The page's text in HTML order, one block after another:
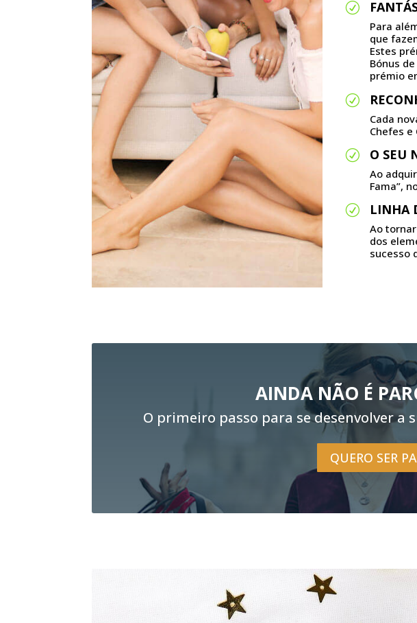
R
Para
que
Estes
Bónus
prémio
R
Cada
Chefes
R
O SEU
Ao
Fama”,
R
LINHA
Ao
dos
sucesso
AINDA NÃO É
O primeiro passo para se desenvolver a
QUERO SER